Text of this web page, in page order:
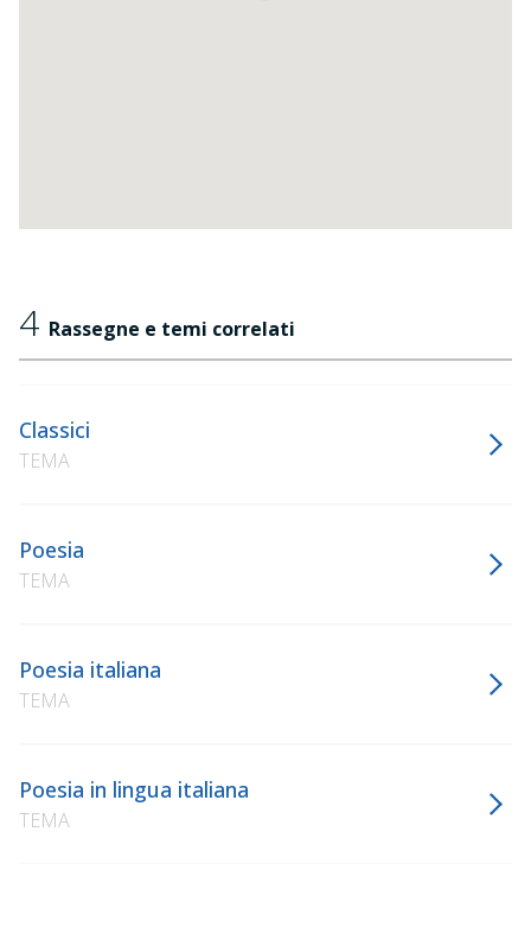
4 Rassegne e temi correlati
Classici
TEMA
Poesia
TEMA
Poesia italiana
TEMA
Poesia in lingua italiana
TEMA